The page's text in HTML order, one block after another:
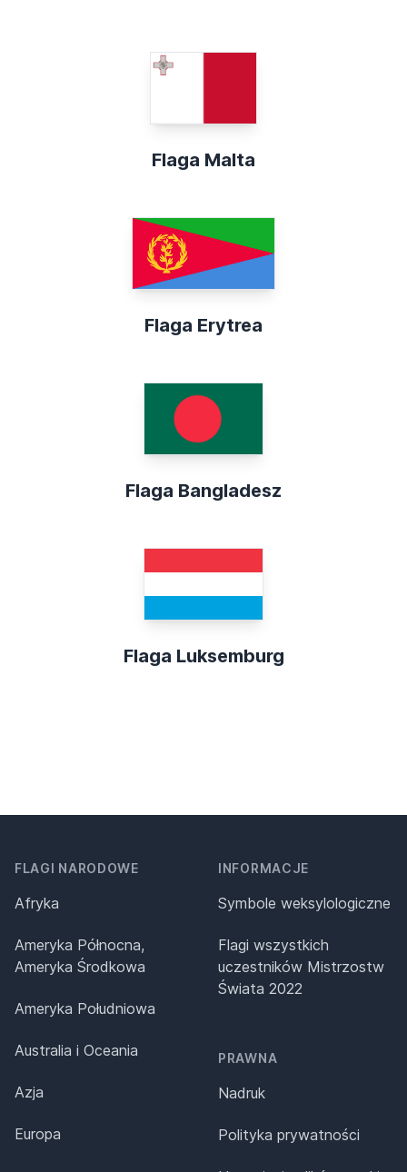
Flaga Malta
Flaga Erytrea
Flaga Bangladesz
Flaga Luksemburg
FLAGI NARODOWE
Afryka
Ameryka Północna,
Ameryka Środkowa
Ameryka Południowa
Australia i Oceania
Azja
Europa
INFORMACJE
Symbole weksylologiczne
Flagi wszystkich
uczestników Mistrzostw
Świata 2022
PRAWNA
Nadruk
Polityka prywatności